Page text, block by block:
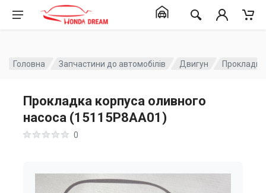
Головна Запчастини до автомобілів Двигун
Прокладка корпуса оливного
насоса (15115P8AA01)
0